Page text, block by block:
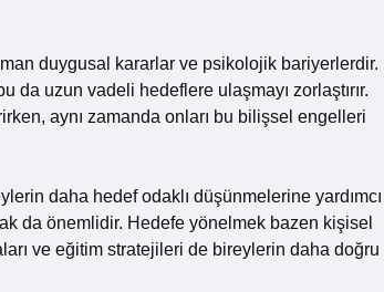
duygusal kararlar ve psikolojik bariyerlerdir.
da uzun vadeli hedeflere ulaşmayı zorlaştırır.
aynı zamanda onları bu bilişsel engelleri
daha hedef odaklı düşünmelerine yardımcı
da önemlidir. Hedefe yönelmek bazen kişisel
ve eğitim stratejileri de bireylerin daha doğru